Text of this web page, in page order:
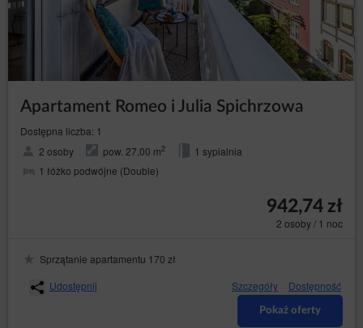
Apartament Romeo i Julia Spichrzowa
Dostępna liczba: 1
2 osoby
pow. 27,00 m2
1 sypialnia
1 łóżko podwójne (Double)
942,74 zł
2 osoby / 1 noc
Sprzątanie apartamentu 170 zł
Udostępnij
Szczegóły Dostępność
Pokaż oferty